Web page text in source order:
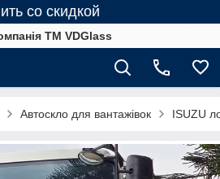
со скидкой
ТМ VDGlass
Автоскло для вантажівок ISUZU